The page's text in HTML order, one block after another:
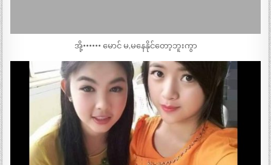
အို့•••••• မောင် မ,မနေနိုင်တော့ဘူးကွာ